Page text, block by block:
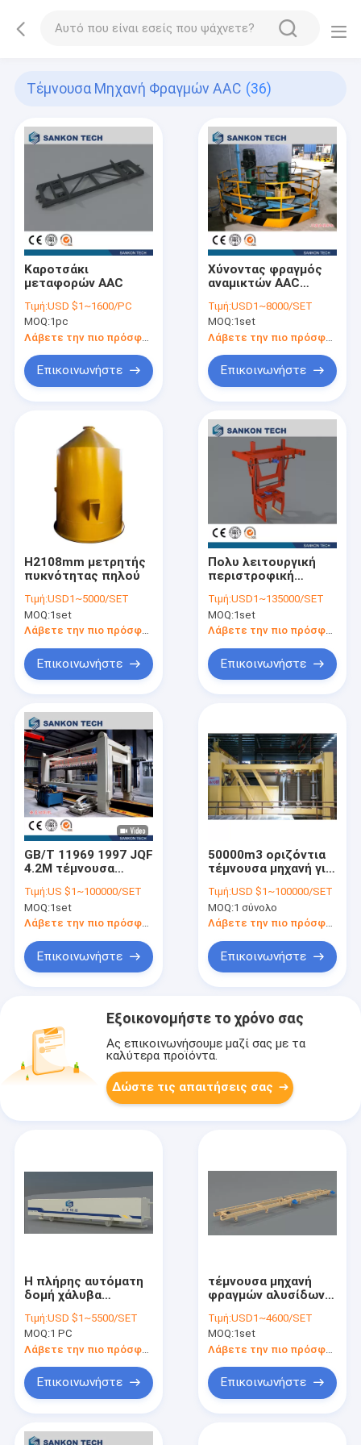
Τέμνουσα Μηχανή Φραγμών AAC (36)
Καροτσάκι
μεταφορών AAC
Τιμή:USD $1~1600/PC
MOQ:1pc
Λάβετε την πιο πρόσφατη τιμή
Επικοινωνήστε
Χύνοντας φραγμός
αναμικτών AAC
Τιμή:USD1~8000/SET
MOQ:1set
Επικοινωνήστε
H2108mm μετρητής
πυκνότητας πηλού
Τιμή:USD1~5000/SET
MOQ:1set
Λάβετε την πιο πρόσφατη τιμή
Επικοινωνήστε
Πολυ λειτουργική
περιστροφική
φραγμών γερανών
AAC
Τιμή:USD1~135000/SET
MOQ:1set
Επικοινωνήστε
GB/T 11969 1997 JQF
4.2M τέμνουσα
Τιμή:US $1~100000/SET
MOQ:1set
Λάβετε την πιο πρόσφατη τιμή
Επικοινωνήστε
50000m3 οριζόντια
τέμνουσα μηχανή για
AAC
Τιμή:USD $1~100000/SET
MOQ:1 σύνολο
Λάβετε την πιο πρόσφατη τιμή
Επικοινωνήστε
Εξοικονομήστε το χρόνο σας
Ας επικοινωνήσουμε μαζί σας με τα
καλύτερα προϊόντα.
Δώστε τις απαιτήσεις σας
Η πλήρης αυτόματη
δομή χάλυβα
AAC αέρισε τη
συγκεκριμένη φόρμα
εγκαταστάσεων AAC
Τιμή:USD $1~5500/SET
MOQ:1 PC
Λάβετε την πιο πρόσφατη τιμή
Επικοινωνήστε
τέμνουσα μηχανή
φραγμών αλυσίδων
3kw 19r/Min
Τιμή:USD1~4600/SET
MOQ:1set
Επικοινωνήστε